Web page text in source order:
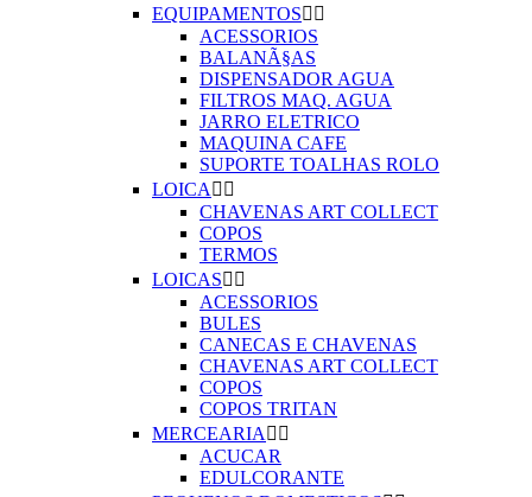
EQUIPAMENTOS 
ACESSORIOS
BALANÃ§AS
DISPENSADOR AGUA
FILTROS MAQ. AGUA
JARRO ELETRICO
MAQUINA CAFE
SUPORTE TOALHAS ROLO
LOICA  
CHAVENAS ART COLLECT
COPOS
TERMOS
LOICAS 
ACESSORIOS
BULES
CANECAS E CHAVENAS
CHAVENAS ART COLLECT
COPOS
COPOS TRITAN
MERCEARIA  
ACUCAR
EDULCORANTE